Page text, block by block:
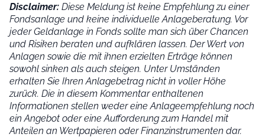
Disclaimer: Diese Meldung ist keine Empfehlung zu einer
Fondsanlage und keine individuelle Anlageberatung. Vor
jeder Geldanlage in Fonds sollte man sich über Chancen
und Risiken beraten und aufklären lassen. Der Wert von
Anlagen sowie die mit ihnen erzielten Erträge können
sowohl sinken als auch steigen. Unter Umständen
erhalten Sie Ihren Anlagebetrag nicht in voller Höhe
zurück. Die in diesem Kommentar enthaltenen
Informationen stellen weder eine Anlageempfehlung noch
ein Angebot oder eine Aufforderung zum Handel mit
Anteilen an Wertpapieren oder Finanzinstrumenten dar.